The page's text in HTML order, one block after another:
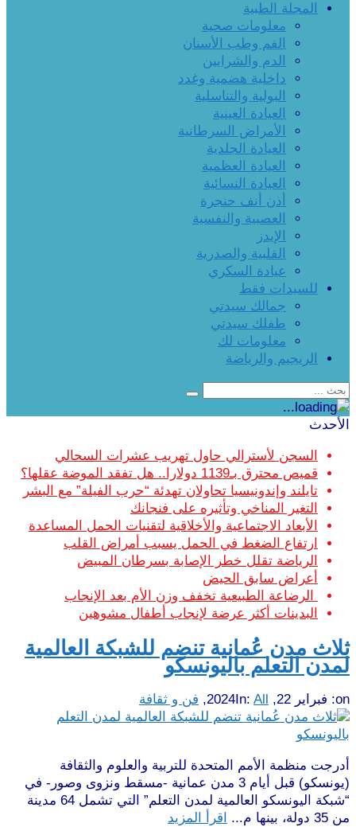
المجلة الطبية
معلومات صحية
الفم وطب الأسنان
الدم والشرايين
داخلية هضمية وغدد
البولية والتناسلية
العيادة العينية
الأمراض السرطانية
العيادة الجلدية
العيادة العظمية
العيادة النسائية
أذن أنف حنجرة
العصبية والنفسية
الإيدز
القلبية والصدرية
عيادة السكري
للسيدات فقط
جمالك سيدتي
طفلك سيدتي
معلومات لك
الريجيم والرياضة
الأحدث
السجن لأسترالي حاول تهريب عشرات السحالي
قميص محترق بـ1139 دولارا.. هل تفقد الموضة عقلها؟
تايلند وإندونيسيا تحاولان تهدئة “حرب الفيلة” مع البشر
التغير المناخي وتأثيره على فنجانك
الأبعاد الاجتماعية والأخلاقية لتقنيات الحمل المساعدة
ارتفاع الضغط في الحمل يسبب أمراض القلب
الرياضة تقلل خطر الإصابة بسرطان المبيض
أعراض سابق الحيض
الرضاعة الطبيعية تخفف وزن الأم بعد الإنجاب
البدينات أكثر عرضة لإنجاب أطفال مشوهين
ثلاث مدن عُمانية تنضم للشبكة العالمية
لمدن التعلم باليونسكو
on: فبراير 22, 2024 In: All
, فن و ثقافة
أدرجت منظمة الأمم المتحدة للتربية والعلوم والثقافة
(يونسكو) قبل أيام 3 مدن عمانية -مسقط ونزوى وصور- في
“شبكة اليونسكو العالمية لمدن التعلم” التي تشمل 64 مدينة
من 35 دولة، بينها م...
اقرأ المزيد